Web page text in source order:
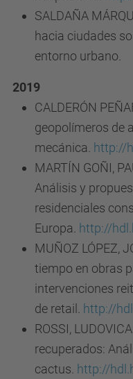
SALDAÑA
hacia ciudades
entorno urbano.
2019
CALDERÓN
geopolímeros de
mecánica. http://
MARTÍN GOÑI,
Análisis y
residenciales
Europa. http://
MUÑOZ LÓPEZ,
tiempo en obras
intervenciones
de retail. http://
ROSSI,
recuperados:
cactus. http://